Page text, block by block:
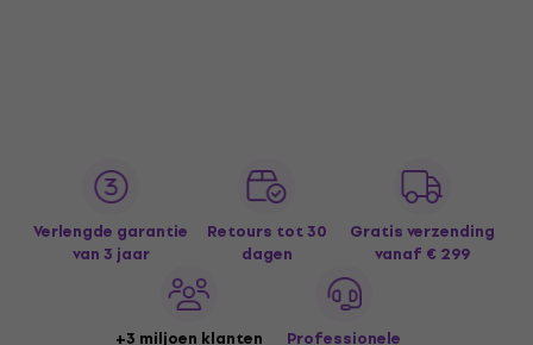
Verlengde garantie
van 3 jaar
Retours tot 30
dagen
Gratis verzending
vanaf € 299
+3 miljoen klanten
Professionele